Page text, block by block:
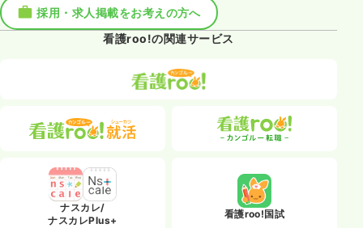
採用・求人掲載をお考えの方へ
看護roo!の関連サービス
ナスカレ/
ナスカレPlus+
看護roo!国試